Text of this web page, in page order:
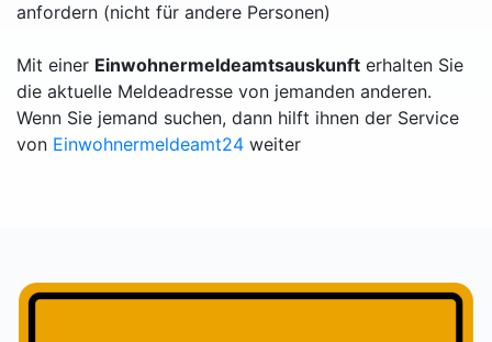
anfordern (nicht für andere Personen)
Mit einer Einwohnermeldeamtsauskunft erhalten Sie
die aktuelle Meldeadresse von jemanden anderen.
Wenn Sie jemand suchen, dann hilft ihnen der Service
von Einwohnermeldeamt24 weiter